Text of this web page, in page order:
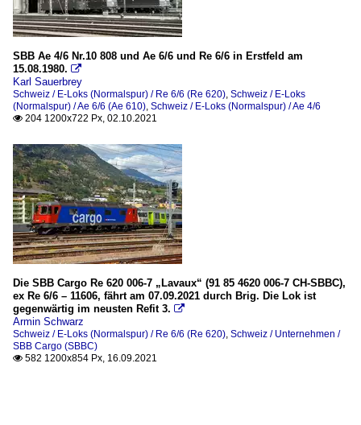
SBB Ae 4/6 Nr.10 808 und Ae 6/6 und Re 6/6 in Erstfeld am
15.08.1980. 
Karl Sauerbrey
Schweiz / E-Loks (Normalspur) / Re 6/6 (Re 620), Schweiz / E-Loks
(Normalspur) / Ae 6/6 (Ae 610), Schweiz / E-Loks (Normalspur) / Ae 4/6
 204 1200x722 Px, 02.10.2021
Die SBB Cargo Re 620 006-7 „Lavaux“ (91 85 4620 006-7 CH-SBBC),
ex Re 6/6 – 11606, fährt am 07.09.2021 durch Brig. Die Lok ist
gegenwärtig im neusten Refit 3. 
Armin Schwarz
Schweiz / E-Loks (Normalspur) / Re 6/6 (Re 620), Schweiz / Unternehmen /
SBB Cargo (SBBC)
 582 1200x854 Px, 16.09.2021